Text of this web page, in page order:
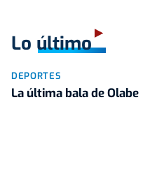
Lo último
DEPORTES
La última bala de Olabe